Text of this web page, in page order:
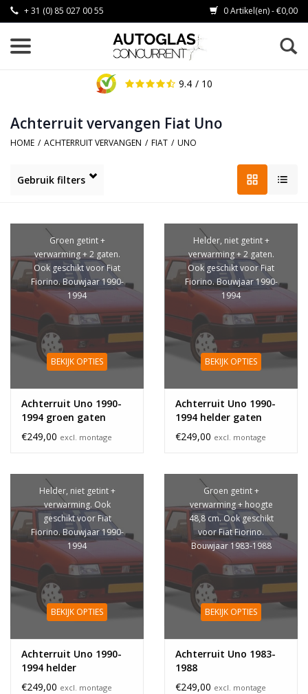
+ 31 (0) 85 027 00 55 0 Artikel(en) - €0,00
9.4 / 10
Achterruit vervangen Fiat Uno
HOME / ACHTERRUIT VERVANGEN / FIAT / UNO
Gebruik filters
Groen getint +
verwarming + 2 gaten.
Ook geschikt voor Fiat
Fiorino. Bouwjaar 1990-
1994
BEKIJK OPTIES
Achterruit Uno 1990-
1994 groen gaten
€249,00 excl. montage
Helder, niet getint +
verwarming + 2 gaten.
Ook geschikt voor Fiat
Fiorino. Bouwjaar 1990-
1994
BEKIJK OPTIES
Achterruit Uno 1990-
1994 helder gaten
€249,00 excl. montage
Helder, niet getint +
verwarming. Ook
geschikt voor Fiat
Fiorino. Bouwjaar 1990-
1994
BEKIJK OPTIES
Achterruit Uno 1990-
1994 helder
€249,00 excl. montage
Groen getint +
verwarming + hoogte
48,8 cm. Ook geschikt
voor Fiat Fiorino.
Bouwjaar 1983-1988
BEKIJK OPTIES
Achterruit Uno 1983-
1988
€249,00 excl. montage